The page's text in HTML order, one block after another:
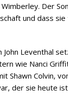
Der
und dass
Leventhal
wie Nanci
Shawn Colvin,
der sie heute